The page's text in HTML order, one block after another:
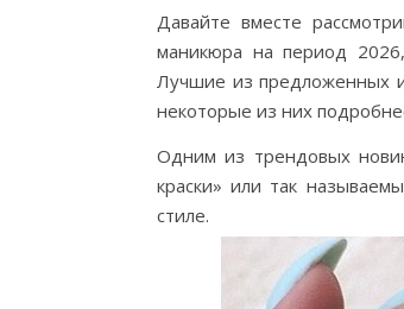
Давайте вместе
маникюра на период
Лучшие из предложенных
некоторые из них
Одним из трендовых
краски» или так
стиле.